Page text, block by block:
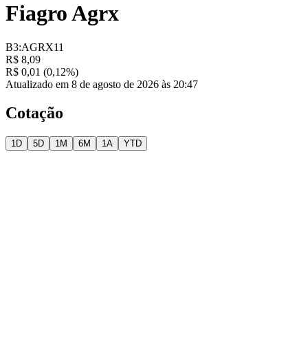
Fiagro Agrx
B3:AGRX11
R$ 8,09
R$ 0,01 (0,12%)
Atualizado em 8 de agosto de 2026 às 20:47
Cotação
1D 5D 1M 6M 1A YTD